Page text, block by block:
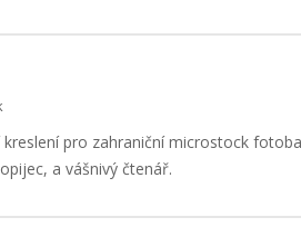
pro zahraniční microstock
a vášnivý čtenář.